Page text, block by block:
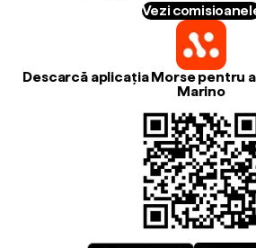
Vezi
Descarcă aplicația Morse pentru
Marino